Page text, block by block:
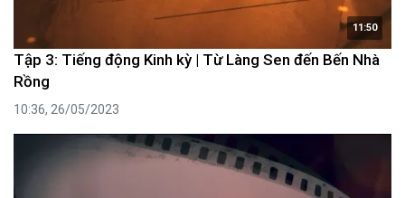
11:50
Tập 3: Tiếng động Kinh kỳ | Từ Làng Sen đến Bến Nhà
Rồng
10:36, 26/05/2023